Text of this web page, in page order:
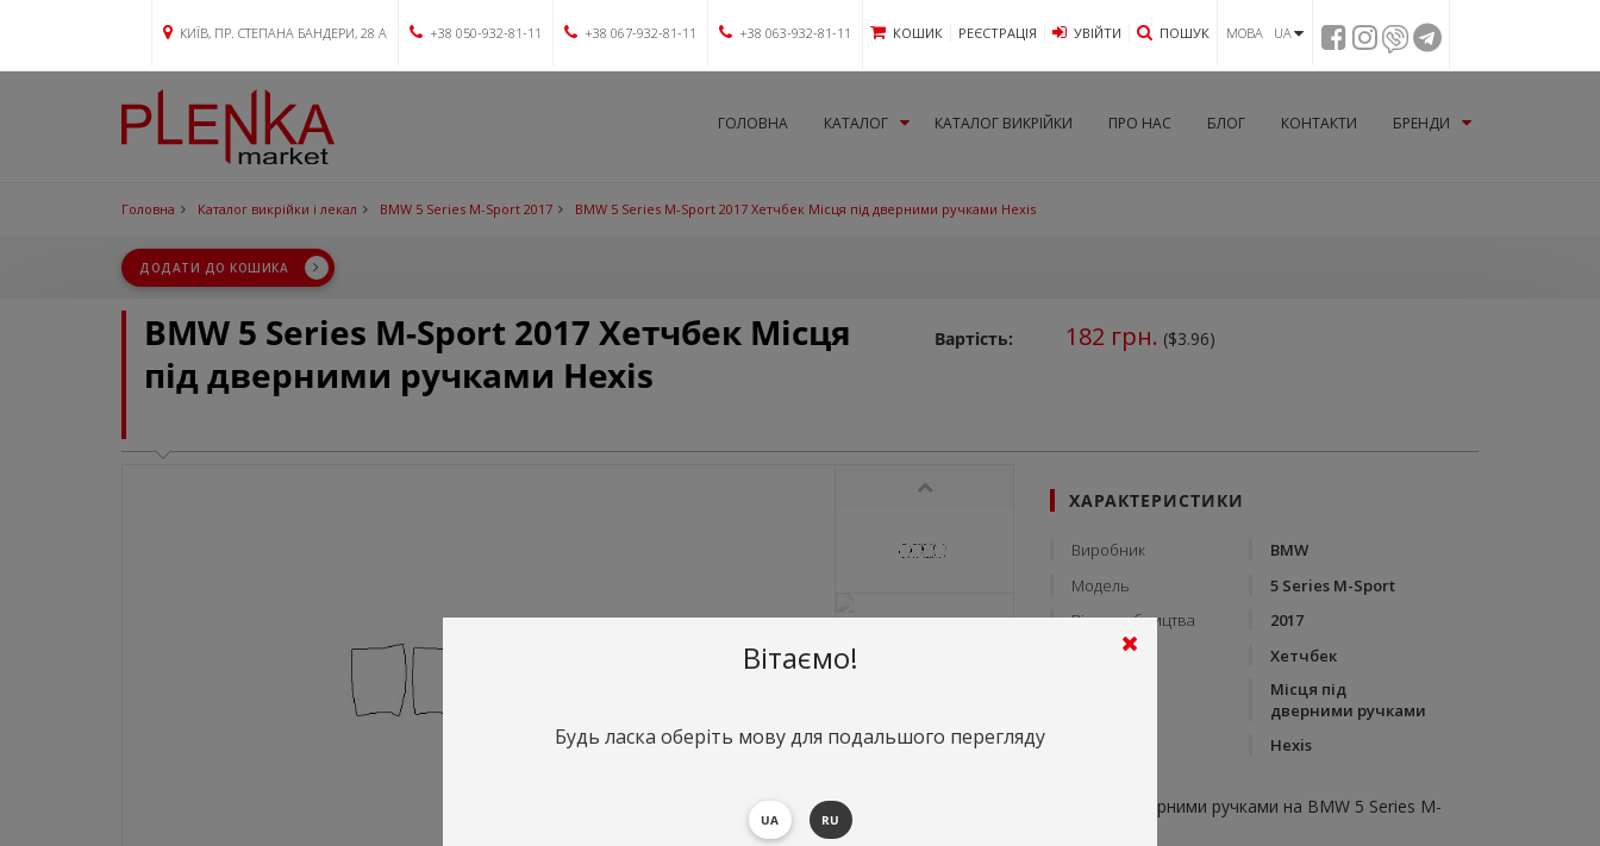
КИЇВ, ПР. СТЕПАНА БАНДЕРИ, 28 А +38 050-932-81-11 +38 067-932-81-11 +38 063-932-81-11 КОШИК РЕЄСТРАЦІЯ УВIЙТИ ПОШУК МОВА UA
ГОЛОВНА КАТАЛОГ КАТАЛОГ ВИКРІЙКИ ПРО НАС БЛОГ КОНТАКТИ БРЕНДИ
Головна Каталог викрійки і лекал BMW 5 Series M-Sport 2017 BMW 5 Series M-Sport 2017 Хетчбек Місця під дверними ручками Hexis
ДОДАТИ ДО КОШИКА
BMW 5 Series M-Sport 2017 Хетчбек Місця
під дверними ручками Hexis
Вартість: 182 грн. ($3.96)
ХАРАКТЕРИСТИКИ
Виробник
BMW
Модель
5 Series M-Sport
Рік виробництва
2017
Тип кузову
Хетчбек
Місця під
дверними ручками
Hexis
Місця під дверними ручками на BMW 5 Series M-
Вітаємо!
Будь ласка оберіть мову для подальшого перегляду
UA RU